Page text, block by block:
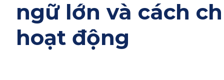
ngữ lớn và cách
hoạt động